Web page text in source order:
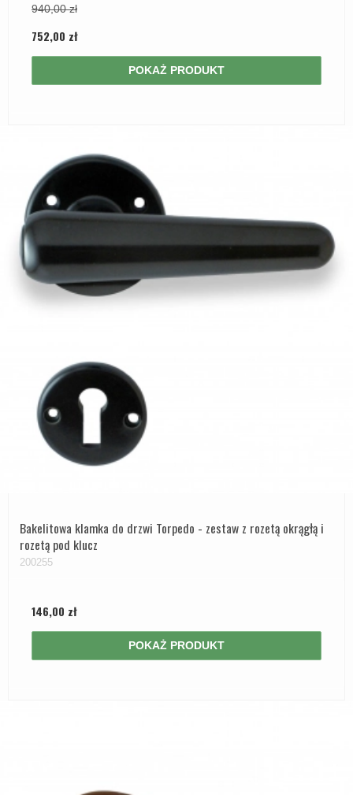
940,00 zł
752,00 zł
POKAŻ PRODUKT
Bakelitowa klamka do drzwi Torpedo - zestaw z rozetą okrągłą i
rozetą pod klucz
200255
146,00 zł
POKAŻ PRODUKT